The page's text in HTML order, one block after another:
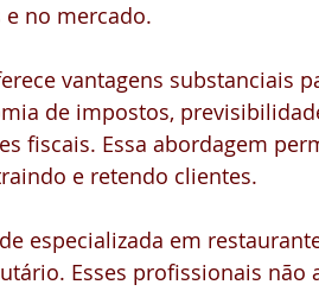
no mercado.
vantagens substanciais
de impostos,
fiscais. Essa abordagem
e retendo clientes.
especializada em
Esses profissionais não